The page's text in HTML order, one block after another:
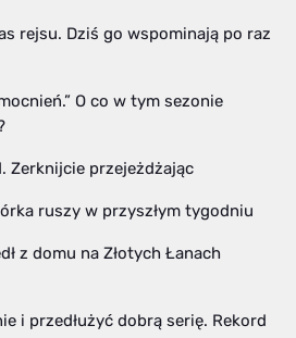
rejsu. Dziś go wspominają po raz
O co w tym sezonie
Zerknijcie przejeżdżając
ruszy w przyszłym tygodniu
z domu na Złotych Łanach
i przedłużyć dobrą serię. Rekord